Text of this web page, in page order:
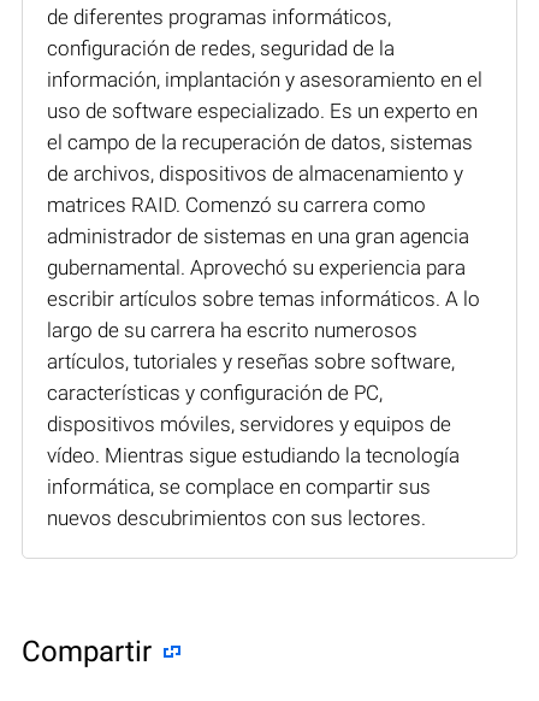
de diferentes programas informáticos,
configuración de redes, seguridad de la
información, implantación y asesoramiento en el
uso de software especializado. Es un experto en
el campo de la recuperación de datos, sistemas
de archivos, dispositivos de almacenamiento y
matrices RAID. Comenzó su carrera como
administrador de sistemas en una gran agencia
gubernamental. Aprovechó su experiencia para
escribir artículos sobre temas informáticos. A lo
largo de su carrera ha escrito numerosos
artículos, tutoriales y reseñas sobre software,
características y configuración de PC,
dispositivos móviles, servidores y equipos de
vídeo. Mientras sigue estudiando la tecnología
informática, se complace en compartir sus
nuevos descubrimientos con sus lectores.
Compartir